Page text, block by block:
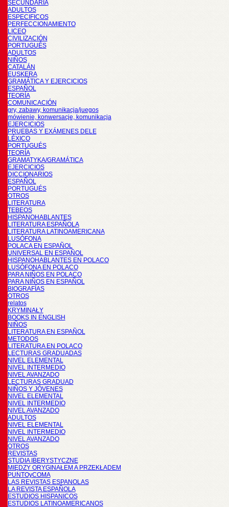
SECUNDARIA
ADULTOS
ESPECIFICOS
PERFECCIONAMIENTO
LICEO
CIVILIZACIÓN
PORTUGUÉS
ADULTOS
NIÑOS
CATALÁN
EUSKERA
GRAMÁTICA Y EJERCICIOS
ESPAÑOL
TEORÍA
COMUNICACIÓN
gry, zabawy, komunikacja/juegos
mówienie, konwersacje, komunikacja
EJERCICIOS
PRUEBAS Y EXÁMENES DELE
LÉXICO
PORTUGUÉS
TEORÍA
GRAMATYKA/GRAMÁTICA
EJERCICIOS
DICCIONARIOS
ESPAÑOL
PORTUGUÉS
OTROS
LITERATURA
TEBEOS
HISPANOHABLANTES
LITERATURA ESPAÑOLA
LITERATURA LATINOAMERICANA
LUSÓFONA
POLACA EN ESPAÑOL
UNIVERSAL EN ESPAÑOL
HISPANOHABLANTES EN POLACO
LUSÓFONA EN POLACO
PARA NIÑOS EN POLACO
PARA NIÑOS EN ESPAÑOL
BIOGRAFÍAS
OTROS
relatos
KRYMINAŁY
BOOKS IN ENGLISH
NIÑOS
LITERATURA EN ESPAÑOL
METODOS
LITERATURA EN POLACO
LECTURAS GRADUADAS
NIVEL ELEMENTAL
NIVEL INTERMEDIO
NIVEL AVANZADO
LECTURAS GRADUAD
NIÑOS Y JÓVENES
NIVEL ELEMENTAL
NIVEL INTERMEDIO
NIVEL AVANZADO
ADULTOS
NIVEL ELEMENTAL
NIVEL INTERMEDIO
NIVEL AVANZADO
OTROS
REVISTAS
STUDIA IBERYSTYCZNE
MIĘDZY ORYGINAŁEM A PRZEKŁADEM
PUNTOyCOMA
LAS REVISTAS ESPANOLAS
LA REVISTA ESPAÑOLA
ESTUDIOS HISPANICOS
ESTUDIOS LATINOAMERICANOS